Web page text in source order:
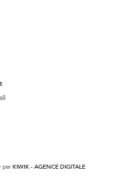
par KIWIK - AGENCE DIGITALE